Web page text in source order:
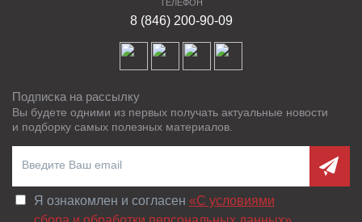
ТЕЛЕФОН
8 (846) 200-90-09
Подписка на рассылку
Вы будете одними из первых получать актуальные новости
и подборку самых полезных материалов.
Я ознакомлен и согласен «C условиями